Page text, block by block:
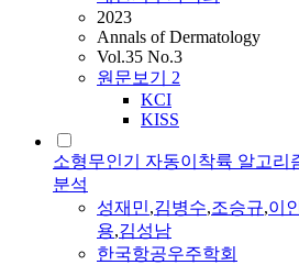
2023
Annals of Dermatology
Vol.35 No.3
원문보기 2
KCI
KISS
소형무인기 자동이착륙 알고리
분석
성재민,김병수,조승규,이
용,김성남
한국항공우주학회